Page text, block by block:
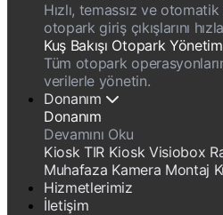
Hızlı, temassız ve
otopark giriş çıkışlarını
Kuş Bakışı Otopark
Tüm otopark
verilerle yönetin.
Donanım
Donanım
Devamını Oku
Kiosk TIR Kiosk Visiobox
Muhafaza Kamera Montaj
Hizmetlerimiz
İletişim